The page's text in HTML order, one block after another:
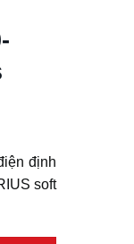
định
soft